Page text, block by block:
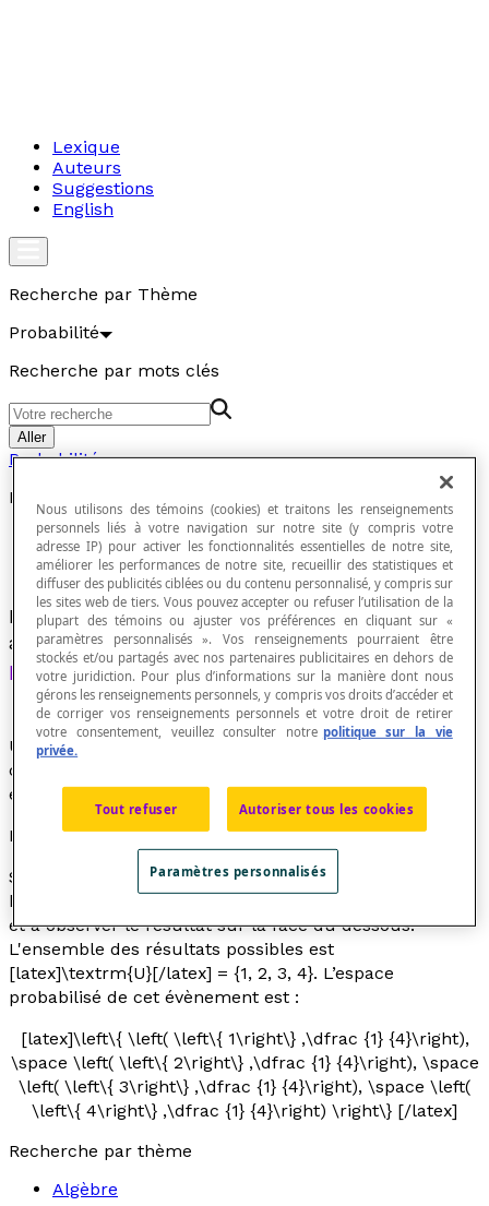
Lexique
Auteurs
Suggestions
English
Recherche par Thème
Probabilité
Recherche par mots clés
Aller
Probabilité
Espace probabilisé
Ensemble d'évènementsd'une expérience
aléatoire dans laquelle on a attribué une
probabilitéà chaque évènement.
Un espace probabilisé est ainsi un ensemble de
couples
est synonyme d'espace de probabilité.
Exemple
Soit l’expérience aléatoire qui consiste à lancer un dé
honnête à quatre faces (tétraèdre) numérotées de 1 à 4
et à observer le résultat sur la face du dessous.
L'ensemble des résultats possibles est
[latex]\textrm{U}[/latex] = {1, 2, 3, 4}. L’espace
probabilisé de cet évènement est :
[latex]\left\{ \left( \left\{ 1\right\} ,\dfrac {1} {4}\right),
\space \left( \left\{ 2\right\} ,\dfrac {1} {4}\right), \space
\left( \left\{ 3\right\} ,\dfrac {1} {4}\right), \space \left(
\left\{ 4\right\} ,\dfrac {1} {4}\right) \right\} [/latex]
Recherche par thème
Algèbre
Nous utilisons des témoins (cookies) et traitons les renseignements
personnels liés à votre navigation sur notre site (y compris votre
adresse IP) pour activer les fonctionnalités essentielles de notre site,
améliorer les performances de notre site, recueillir des statistiques et
diffuser des publicités ciblées ou du contenu personnalisé, y compris sur
les sites web de tiers. Vous pouvez accepter ou refuser l’utilisation de la
plupart des témoins ou ajuster vos préférences en cliquant sur «
paramètres personnalisés ». Vos renseignements pourraient être
stockés et/ou partagés avec nos partenaires publicitaires en dehors de
votre juridiction. Pour plus d’informations sur la manière dont nous
gérons les renseignements personnels, y compris vos droits d’accéder et
de corriger vos renseignements personnels et votre droit de retirer
votre consentement, veuillez consulter notre politique sur la vie
privée.
Tout refuser Autoriser tous les cookies
Paramètres personnalisés